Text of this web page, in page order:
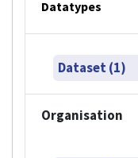
Datatypes
Dataset (1)
Organisation